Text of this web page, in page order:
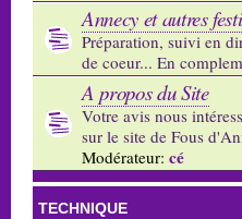
Annecy et autres
Préparation, suivi en
de coeur... En
A propos du Site
Votre avis nous
sur le site de Fous
Modérateur: cé
TECHNIQUE